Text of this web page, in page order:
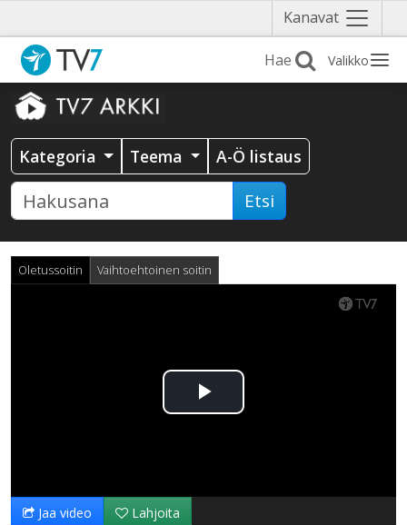
Kanavat Näytä
valikko
Valikko
Kategoria Teema A-Ö listaus
Etsi
Oletussoitin Vaihtoehtoinen soitin
Toista
Jaa video Lahjoita